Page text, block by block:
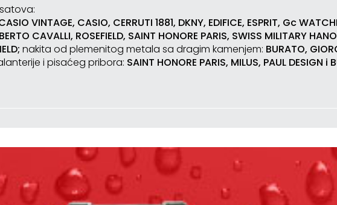
satova:
VINTAGE, CASIO, CERRUTI 1881, DKNY, EDIFICE, ESPRIT, Gc
CAVALLI, ROSEFIELD, SAINT HONORE PARIS, SWISS MILITARY
nakita od plemenitog metala sa dragim kamenjem: BURATO,
i pisaćeg pribora: SAINT HONORE PARIS, MILUS, PAUL DESIGN i